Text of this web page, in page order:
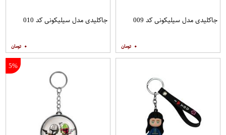
جاکلیدی مدل سیلیکونی کد 009
۰
جاکلیدی مدل سیلیکونی کد 010
۰
5%